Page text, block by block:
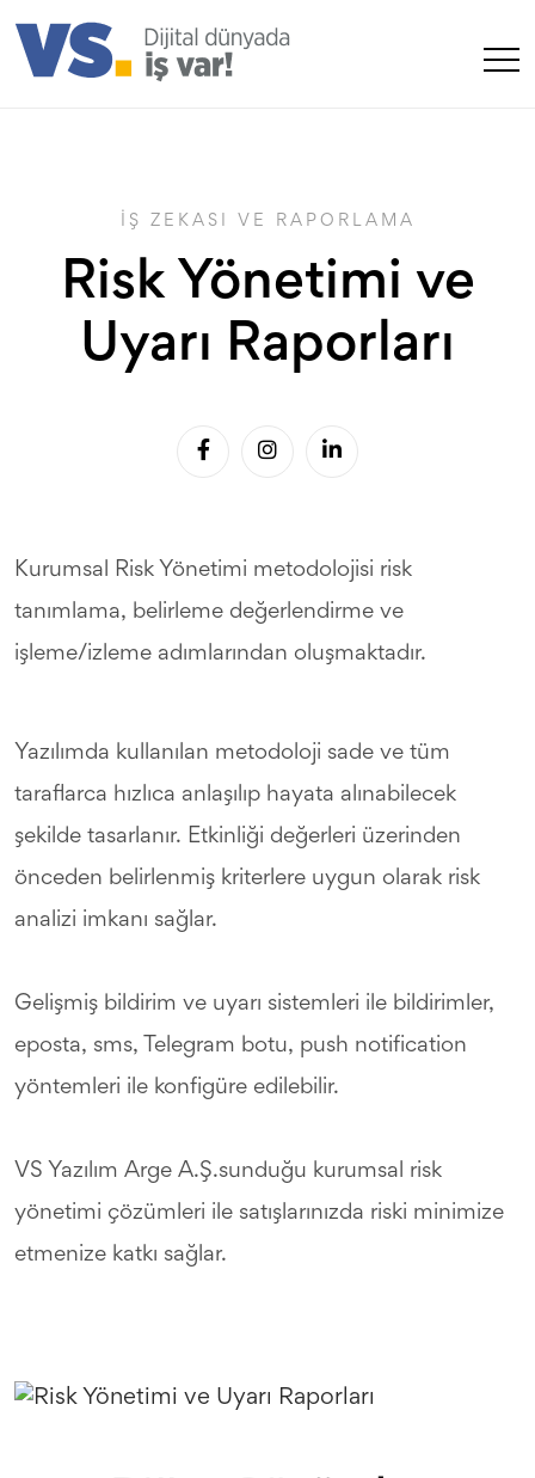
İŞ ZEKASI VE RAPORLAMA
Risk Yönetimi ve
Uyarı Raporları
Kurumsal Risk Yönetimi metodolojisi risk
tanımlama, belirleme değerlendirme ve
işleme/izleme adımlarından oluşmaktadır.
Yazılımda kullanılan metodoloji sade ve tüm
taraflarca hızlıca anlaşılıp hayata alınabilecek
şekilde tasarlanır. Etkinliği değerleri üzerinden
önceden belirlenmiş kriterlere uygun olarak risk
analizi imkanı sağlar.
Gelişmiş bildirim ve uyarı sistemleri ile bildirimler,
eposta, sms, Telegram botu, push notification
yöntemleri ile konfigüre edilebilir.
VS Yazılım Arge A.Ş.sunduğu kurumsal risk
yönetimi çözümleri ile satışlarınızda riski minimize
etmenize katkı sağlar.